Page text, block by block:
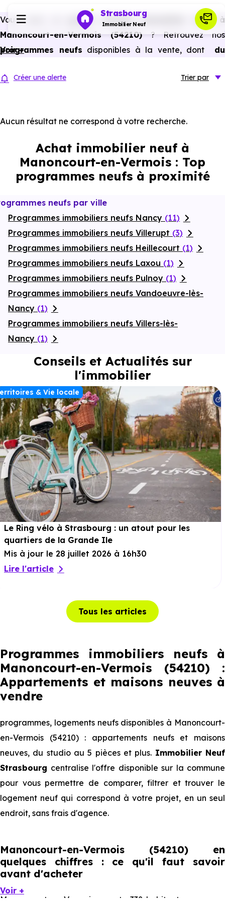
Strasbourg
Immobilier Neuf
Investir
Actualités
Financer
Vous avez un
projet d’achat immobilier neuf à
Manoncourt-en-Vermois (54210)? Retrouvez nos
programmes neufs disponibles à la vente, dont
du
frais d’agence.
à Manoncourt-en-Vermois (54210) , vous pouvez aussi
dans certains cas, frais de notaire réduits, bonnes
performances énergétiques, garanties constructeur, etc.
Voir +
Créer une alerte Trier par
Aucun résultat ne correspond à votre recherche.
Achat immobilier neuf à
Manoncourt-en-Vermois : Top
programmes neufs à proximité
neufs par ville
Programmes immobiliers neufs Nancy (11)
Programmes immobiliers neufs Villerupt (3)
Programmes immobiliers neufs Heillecourt (1)
Programmes immobiliers neufs Laxou (1)
Programmes immobiliers neufs Pulnoy (1)
Programmes immobiliers neufs Vandoeuvre-lès-
Nancy (1)
Programmes immobiliers neufs Villers-lès-
Nancy (1)
Conseils et Actualités sur
l'immobilier
& Vie locale
Le Ring vélo à Strasbourg : un atout pour les
quartiers de la Grande Ile
Mis à jour le 28 juillet 2026 à 16h30
Lire l'article
Tous les articles
Programmes immobiliers neufs à
Manoncourt-en-Vermois (54210) :
Appartements et maisons neuves à
vendre
programmes, logements neufs disponibles à Manoncourt-
en-Vermois (54210) : appartements neufs et maisons
neuves, du studio au 5 pièces et plus. Immobilier Neuf
Strasbourg centralise l'offre disponible sur la commune
pour vous permettre de comparer, filtrer et trouver le
logement neuf qui correspond à votre projet, en un seul
endroit, sans frais d'agence.
Manoncourt-en-Vermois (54210) en
quelques chiffres : ce qu'il faut savoir
avant d'acheter
Voir +